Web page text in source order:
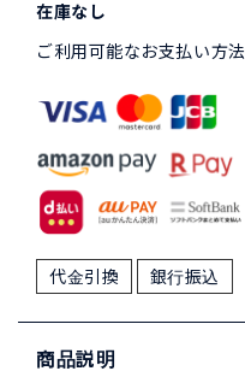
在庫なし
ご利用可能なお支払い方法
代金引換 銀行振込
商品説明